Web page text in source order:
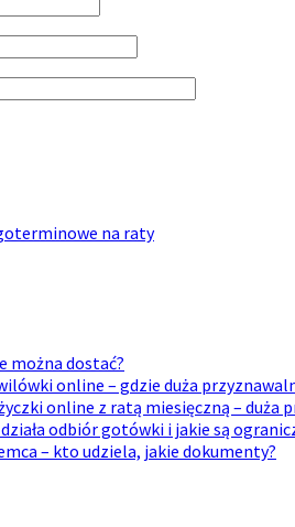
na raty
można dostać?
online – gdzie duża
online z ratą miesięczną – duża
odbiór gotówki i jakie są
– kto udziela, jakie dokumenty?